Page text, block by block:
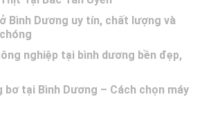
Bình Dương uy tín, chất lượng và
nghiệp tại bình dương bền đẹp,
bơ tại Bình Dương – Cách chọn máy